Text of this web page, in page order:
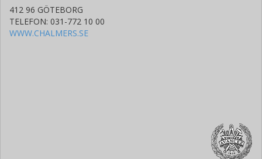
412 96 GÖTEBORG
TELEFON: 031-772 10 00
WWW.CHALMERS.SE